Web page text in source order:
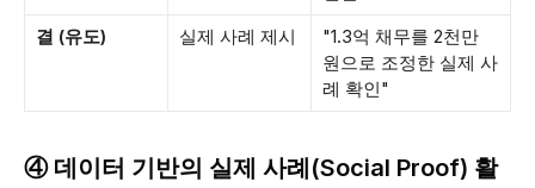
결 (유도)
실제 사례 제시
"1.3억 채무를 2천만
원으로 조정한 실제 사
례 확인"
④ 데이터 기반의 실제 사례(Social Proof) 활